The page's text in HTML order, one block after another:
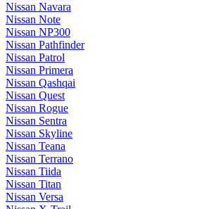
Nissan Navara
Nissan Note
Nissan NP300
Nissan Pathfinder
Nissan Patrol
Nissan Primera
Nissan Qashqai
Nissan Quest
Nissan Rogue
Nissan Sentra
Nissan Skyline
Nissan Teana
Nissan Terrano
Nissan Tiida
Nissan Titan
Nissan Versa